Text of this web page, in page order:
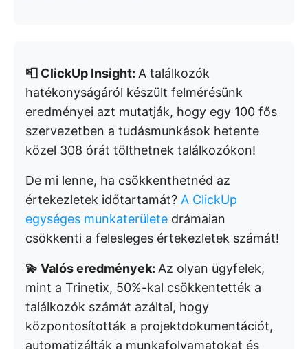
📮 ClickUp Insight: A találkozók
hatékonyságáról készült felmérésünk
eredményei azt mutatják, hogy egy 100 fős
szervezetben a tudásmunkások hetente
közel 308 órát tölthetnek találkozókon!
De mi lenne, ha csökkenthetnéd az
értekezletek időtartamát? A ClickUp
egységes munkaterülete drámaian
csökkenti a felesleges értekezletek számát!
💫 Valós eredmények: Az olyan ügyfelek,
mint a Trinetix, 50%-kal csökkentették a
találkozók számát azáltal, hogy
központosították a projektdokumentációt,
automatizálták a munkafolyamatokat és